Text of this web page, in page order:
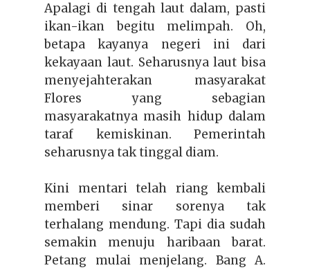
Apalagi di tengah laut dalam, pasti
ikan-ikan begitu melimpah. Oh,
betapa kayanya negeri ini dari
kekayaan laut. Seharusnya laut bisa
menyejahterakan masyarakat
Flores yang sebagian
masyarakatnya masih hidup dalam
taraf kemiskinan. Pemerintah
seharusnya tak tinggal diam.
Kini mentari telah riang kembali
memberi sinar sorenya tak
terhalang mendung. Tapi dia sudah
semakin menuju haribaan barat.
Petang mulai menjelang. Bang A.